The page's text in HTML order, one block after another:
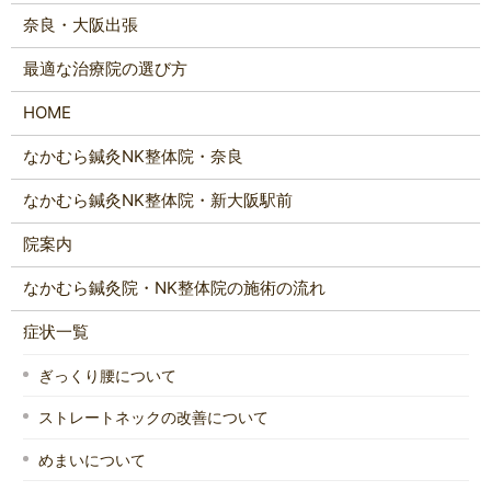
奈良・大阪出張
最適な治療院の選び方
HOME
なかむら鍼灸NK整体院・奈良
なかむら鍼灸NK整体院・新大阪駅前
院案内
なかむら鍼灸院・NK整体院の施術の流れ
症状一覧
ぎっくり腰について
ストレートネックの改善について
めまいについて